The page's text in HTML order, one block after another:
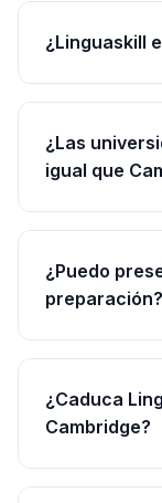
¿Linguaskill
¿Las
igual que
¿Puedo
preparación?
¿Caduca
Cambridge?